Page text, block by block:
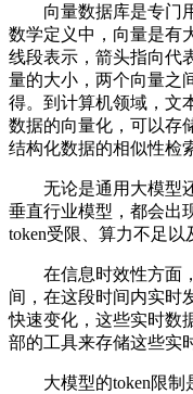
向量数据库是专门
数学定义中，向量是有
线段表示，箭头指向代
量的大小，两个向量之
得。到计算机领域，文
数据的向量化，可以存
结构化数据的相似性检
无论是通用大模型
垂直行业模型，都会出
token受限、算力不足以
在信息时效性方面
间，在这段时间内实时
快速变化，这些实时数
部的工具来存储这些实
大模型的token限